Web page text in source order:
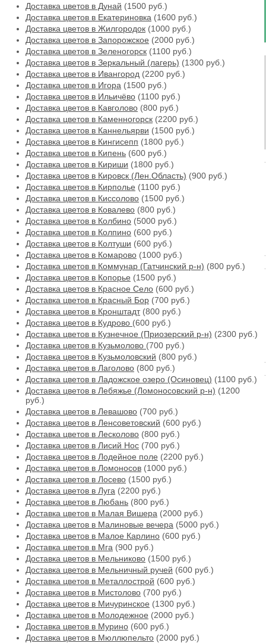
Доставка цветов в Дунай (1500 руб.)
Доставка цветов в Екатериновка (1600 руб.)
Доставка цветов в Жилгородок (1000 руб.)
Доставка цветов в Запорожское (2000 руб.)
Доставка цветов в Зеленогорск (1100 руб.)
Доставка цветов в Зеркальный (лагерь) (1300 руб.)
Доставка цветов в Ивангород (2200 руб.)
Доставка цветов в Игора (1500 руб.)
Доставка цветов в Ильичёво (1100 руб.)
Доставка цветов в Кавголово (800 руб.)
Доставка цветов в Каменногорск (2200 руб.)
Доставка цветов в Каннельярви (1500 руб.)
Доставка цветов в Кингисепп (1800 руб.)
Доставка цветов в Кипень (600 руб.)
Доставка цветов в Кириши (1800 руб.)
Доставка цветов в Кировск (Лен.Область) (900 руб.)
Доставка цветов в Кирполье (1100 руб.)
Доставка цветов в Киссолово (1500 руб.)
Доставка цветов в Ковалево (800 руб.)
Доставка цветов в Колбино (5000 руб.)
Доставка цветов в Колпино (600 руб.)
Доставка цветов в Колтуши (600 руб.)
Доставка цветов в Комарово (1000 руб.)
Доставка цветов в Коммунар (Гатчинский р-н) (800 руб.)
Доставка цветов в Копорье (1500 руб.)
Доставка цветов в Красное Село (600 руб.)
Доставка цветов в Красный Бор (700 руб.)
Доставка цветов в Кронштадт(800 руб.)
Доставка цветов в Кудрово (600 руб.)
Доставка цветов в Кузнечное (Приозерский р-н) (2300 руб.)
Доставка цветов в Кузьмолово (700 руб.)
Доставка цветов в Кузьмоловский (800 руб.)
Доставка цветов в Лаголово (800 руб.)
Доставка цветов в Ладожское озеро (Осиновец) (1100 руб.)
Доставка цветов в Лебяжье (Ломоносовский р-н) (1200
руб.)
Доставка цветов в Левашово (700 руб.)
Доставка цветов в Ленсоветовский (600 руб.)
Доставка цветов в Лесколово (800 руб.)
Доставка цветов в Лисий Нос (700 руб.)
Доставка цветов в Лодейное поле (2200 руб.)
Доставка цветов в Ломоносов (1000 руб.)
Доставка цветов в Лосево (1500 руб.)
Доставка цветов в Луга (2200 руб.)
Доставка цветов в Любань (800 руб.)
Доставка цветов в Малая Вишера (2000 руб.)
Доставка цветов в Малиновые вечера (5000 руб.)
Доставка цветов в Малое Карлино (600 руб.)
Доставка цветов в Мга (900 руб.)
Доставка цветов в Мельниково (1500 руб.)
Доставка цветов в Мельничный ручей (600 руб.)
Доставка цветов в Металлострой (600 руб.)
Доставка цветов в Мистолово (700 руб.)
Доставка цветов в Мичуринское (1300 руб.)
Доставка цветов в Молодежное (2000 руб.)
Доставка цветов в Мурино (600 руб.)
Доставка цветов в Мюллюпельто (2000 руб.)